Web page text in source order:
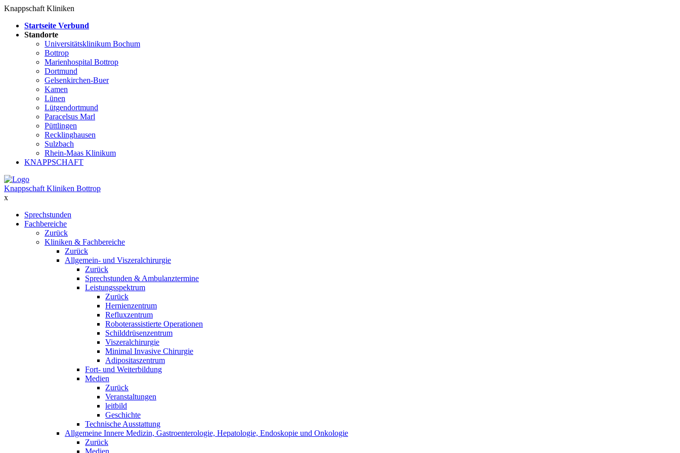
Knappschaft Kliniken
Startseite Verbund
Standorte
Universitätsklinikum Bochum
Bottrop
Marienhospital Bottrop
Dortmund
Gelsenkirchen-Buer
Kamen
Lünen
Lütgendortmund
Paracelsus Marl
Püttlingen
Recklinghausen
Sulzbach
Rhein-Maas Klinikum
KNAPPSCHAFT
Knappschaft Kliniken Bottrop
x
Sprechstunden
Fachbereiche
Zurück
Kliniken & Fachbereiche
Zurück
Allgemein- und Viszeralchirurgie
Zurück
Sprechstunden & Ambulanztermine
Leistungsspektrum
Zurück
Hernienzentrum
Refluxzentrum
Roboterassistierte Operationen
Schilddrüsenzentrum
Viszeralchirurgie
Minimal Invasive Chirurgie
Adipositaszentrum
Fort- und Weiterbildung
Medien
Zurück
Veranstaltungen
leitbild
Geschichte
Technische Ausstattung
Allgemeine Innere Medizin, Gastroenterologie, Hepatologie, Endoskopie und Onkologie
Zurück
Medien